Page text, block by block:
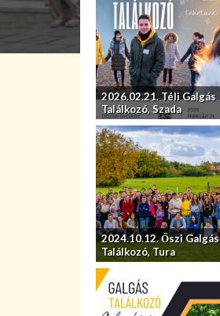
2026.02.21. Téli Galgás
Találkozó, Szada
2024.10.12. Őszi Galgás
Találkozó, Tura